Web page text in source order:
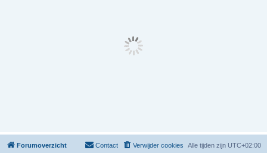
Forumoverzicht Alle tijden zijn UTC+02:00
Verwijder cookies
Contact